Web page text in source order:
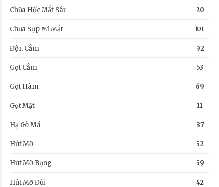
Chữa Hốc Mắt Sâu 20
Chữa Sụp Mí Mắt 101
Độn Cằm 92
Gọt Cằm 53
Gọt Hàm 69
Gọt Mặt 11
Hạ Gò Má 87
Hút Mỡ 52
Hút Mỡ Bụng 59
Hút Mỡ Đùi 42